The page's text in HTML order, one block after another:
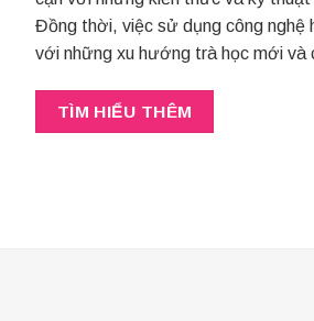
Đồng thời, việc sử dụng công nghệ
với những xu hướng trà học mới và
TÌM HIỂU THÊM